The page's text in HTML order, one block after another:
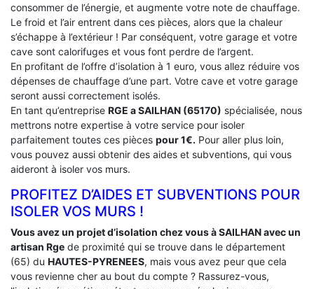
consommer de l’énergie, et augmente votre note de chauffage.
Le froid et l’air entrent dans ces pièces, alors que la chaleur
s’échappe à l’extérieur ! Par conséquent, votre garage et votre
cave sont calorifuges et vous font perdre de l’argent.
En profitant de l’offre d’isolation à 1 euro, vous allez réduire vos
dépenses de chauffage d’une part. Votre cave et votre garage
seront aussi correctement isolés.
En tant qu’entreprise RGE a SAILHAN (65170) spécialisée, nous
mettrons notre expertise à votre service pour isoler
parfaitement toutes ces pièces pour 1€. Pour aller plus loin,
vous pouvez aussi obtenir des aides et subventions, qui vous
aideront à isoler vos murs.
PROFITEZ D’AIDES ET SUBVENTIONS POUR
ISOLER VOS MURS !
Vous avez un projet d’isolation chez vous à SAILHAN avec un
artisan Rge de proximité qui se trouve dans le département
(65) du HAUTES-PYRENEES, mais vous avez peur que cela
vous revienne cher au bout du compte ? Rassurez-vous,